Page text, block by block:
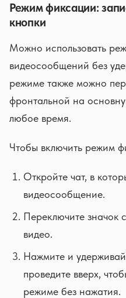
Режим фиксации:
кнопки
Можно использовать
видеосообщений без
режиме также можно
фронтальной на
любое время.
Чтобы включить режим
Откройте чат, в
видеосообщение.
Переключите значок
видео.
Нажмите и
проведите вверх,
режиме без нажатия.